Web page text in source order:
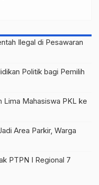
Ilegal di Pesawaran
Politik bagi Pemilih
Lima Mahasiswa PKL ke
Area Parkir, Warga
PTPN I Regional 7